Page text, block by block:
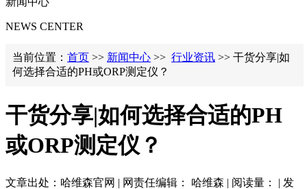
NEWS CENTER
当前位置： 首页 >> 新闻中心 >> 行业资讯 >> 干货分享|如
何选择合适的PH或ORP测定仪？
干货分享|如何选择合适的PH
或ORP测定仪？
文章出处：哈维森官网 | 网责任编辑： 哈维森 | 阅读量：
| 发